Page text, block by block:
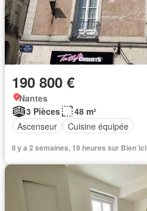
190 800 €
Nantes
3 Pièces
48 m²
Ascenseur
Cuisine équipée
Il y a 2 semaines, 19 heures sur Bien´ici